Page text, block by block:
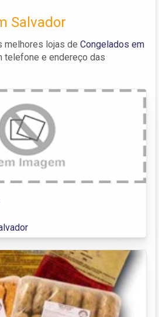
Salvador
melhores lojas de Congelados em
telefone e endereço das